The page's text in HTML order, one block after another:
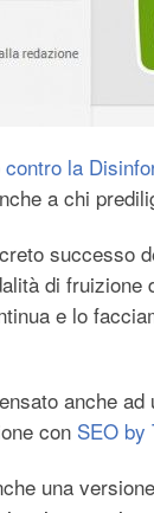
contro la
a chi
successo
di fruizione
e lo
anche
con SEO by
una